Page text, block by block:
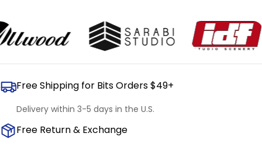
Free Shipping for Bits Orders $49+
Delivery within 3-5 days in the U.S.
Free Return & Exchange